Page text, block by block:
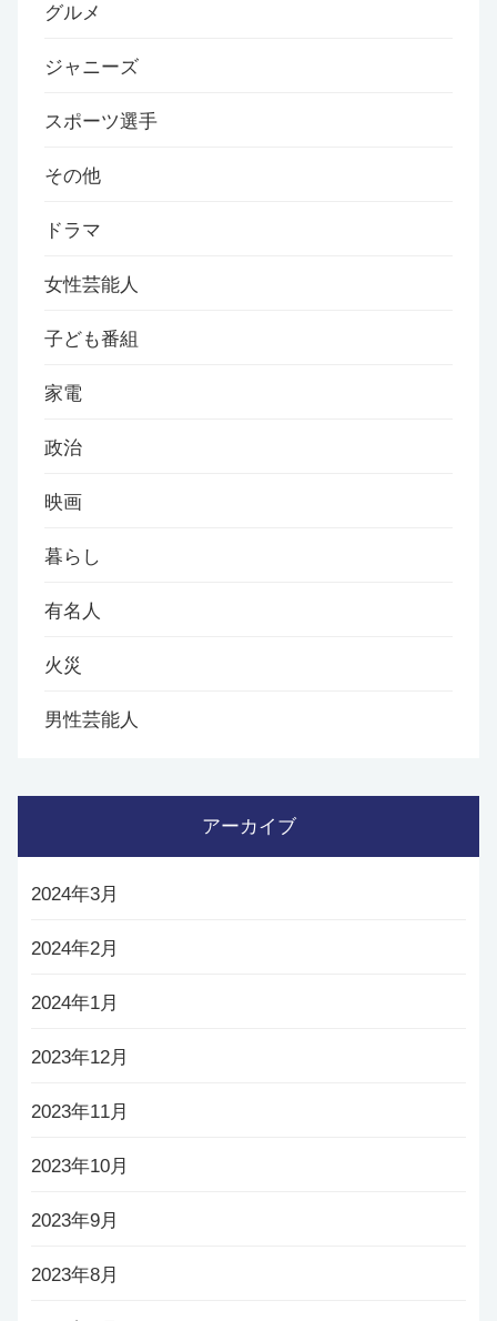
グルメ
ジャニーズ
スポーツ選手
その他
ドラマ
女性芸能人
子ども番組
家電
政治
映画
暮らし
有名人
火災
男性芸能人
アーカイブ
2024年3月
2024年2月
2024年1月
2023年12月
2023年11月
2023年10月
2023年9月
2023年8月